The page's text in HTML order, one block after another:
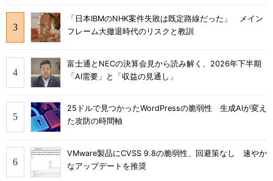
「日本IBMのNHK案件失敗は既定路線だった」 メイン
フレーム大撤退時代のリスクと教訓
富士通とNECの決算会見から読み解く、2026年下半期
「AI需要」と「収益の見通し」
25ドルで見つかったWordPressの脆弱性 生成AIが変え
た攻防の時間軸
VMware製品にCVSS 9.8の脆弱性、回避策なし 速やか
なアップデートを推奨